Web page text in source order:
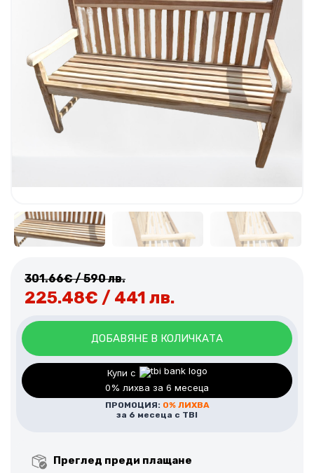
301.66€/ 590 лв.
225.48€ / 441 лв.
ДОБАВЯНЕ В КОЛИЧКАТА
Купи с
0% лихва за 6 месеца
ПРОМОЦИЯ: 0% ЛИХВА
за 6 месеца с TBI
Преглед преди плащане